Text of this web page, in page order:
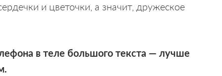
и цветочки, а значит, дружеское
в теле большого текста — лучше